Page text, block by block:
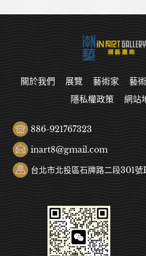
關於我們 展覽 藝術家 藝
隱私權政策
網站
886-921767323
inart8@gmail.com
台北市北投區石牌路二段301號